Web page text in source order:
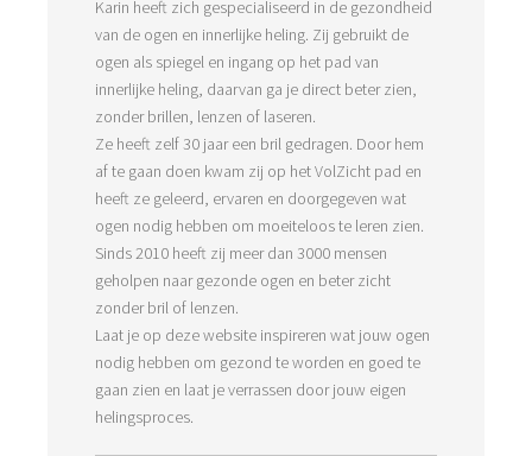
Karin heeft zich gespecialiseerd in de gezondheid
van de ogen en innerlijke heling. Zij gebruikt de
ogen als spiegel en ingang op het pad van
innerlijke heling, daarvan ga je direct beter zien,
zonder brillen, lenzen of laseren.
Ze heeft zelf 30 jaar een bril gedragen. Door hem
af te gaan doen kwam zij op het VolZicht pad en
heeft ze geleerd, ervaren en doorgegeven wat
ogen nodig hebben om moeiteloos te leren zien.
Sinds 2010 heeft zij meer dan 3000 mensen
geholpen naar gezonde ogen en beter zicht
zonder bril of lenzen.
Laat je op deze website inspireren wat jouw ogen
nodig hebben om gezond te worden en goed te
gaan zien en laat je verrassen door jouw eigen
helingsproces.